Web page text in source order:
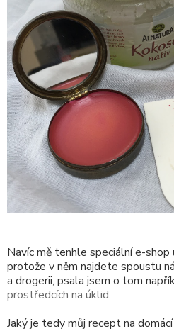
Navíc mě tenhle speciální e-shop
protože v něm najdete spoustu
a drogerii, psala jsem o tom
prostředcích na úklid.
Jaký je tedy můj recept na